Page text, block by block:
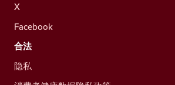
X
Facebook
合法
隐私